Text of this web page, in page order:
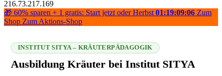
216.73.217.169
🎁 60% sparen + 1 gratis: Start jetzt oder Herbst 01:19:09:06 Zum
Shop Zum Aktions-Shop
INSTITUT SITYA – KRÄUTERPÄDAGOGIK
Ausbildung Kräuter bei Institut SITYA